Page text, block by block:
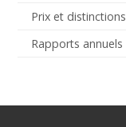
Prix et distinctions
Rapports annuels